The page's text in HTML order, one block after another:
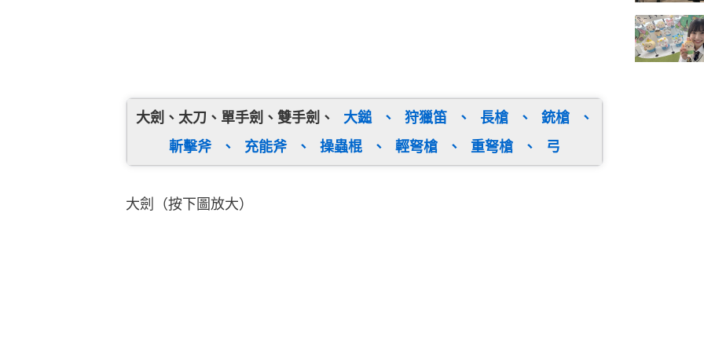
大劍、太刀、單手劍、雙手劍、 大鎚 、 狩獵笛 、 長槍 、 銃槍
、
斬擊斧
、 充能斧 、 操蟲棍 、 輕弩槍 、 重弩槍 、 弓
大劍（按下圖放大）